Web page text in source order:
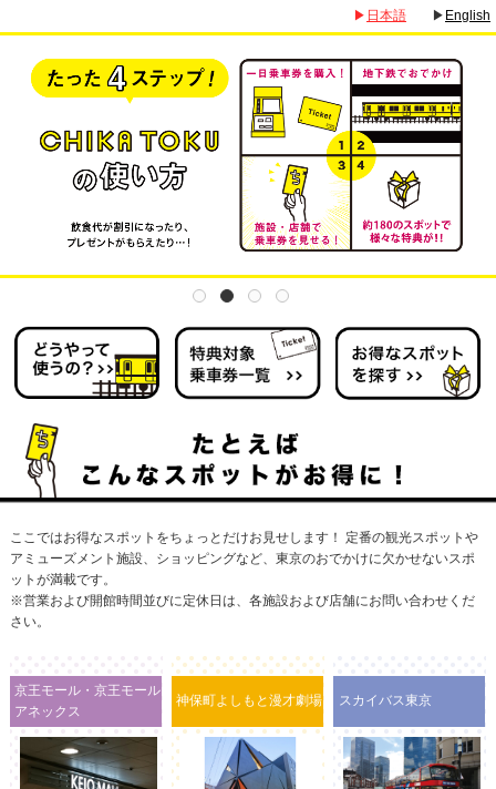
▶ 日本語 ▶ English
ここではお得なスポットをちょっとだけお見せします！ 定番の観光スポットや
アミューズメント施設、ショッピングなど、東京のおでかけに欠かせないスポ
ットが満載です。
※営業および開館時間並びに定休日は、各施設および店舗にお問い合わせくだ
さい。
京王モール・京王モール
アネックス
神保町よしもと漫才劇場 スカイバス東京